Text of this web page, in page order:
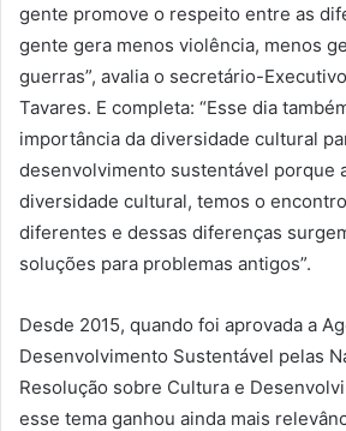
gente promove o respeito entre as
gente gera menos violência, menos
guerras”, avalia o secretário-
Tavares. E completa: “Esse dia
importância da diversidade cultural
desenvolvimento sustentável porque
diversidade cultural, temos o
diferentes e dessas diferenças
soluções para problemas antigos”.
Desde 2015, quando foi aprovada a
Desenvolvimento Sustentável pelas
Resolução sobre Cultura e
esse tema ganhou ainda mais